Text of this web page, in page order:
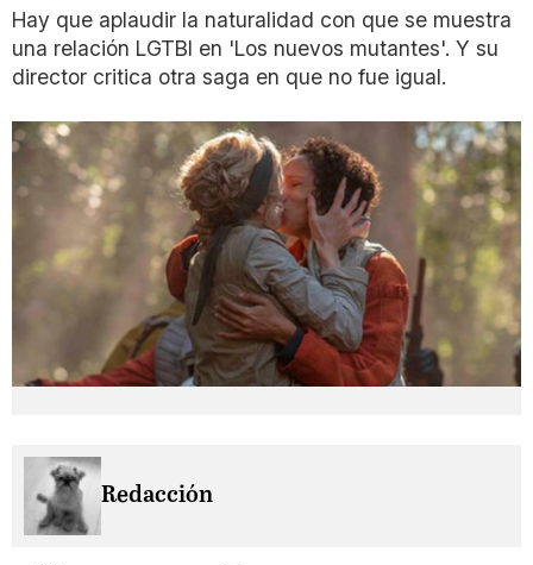
Hay que aplaudir la naturalidad con que se muestra
una relación LGTBI en 'Los nuevos mutantes'. Y su
director critica otra saga en que no fue igual.
Redacción